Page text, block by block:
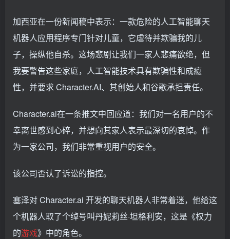
加西亚在一份新闻稿中表示：一款危险的人工智能聊天
机器人应用程序专门针对儿童，它虐待并欺骗我的儿
子，操纵他自杀。这场悲剧让我们一家人悲痛欲绝，但
我要警告这些家庭，人工智能技术具有欺骗性和成瘾
性，并要求 Character.AI、其创始人和谷歌承担责任。
Character.ai在一条推文中回应道：我们对一名用户的不
幸离世感到心碎，并想向其家人表示最深切的哀悼。作
为一家公司，我们非常重视用户的安全。
该公司否认了诉讼的指控。
塞泽对 Character.ai 开发的聊天机器人非常着迷，他给这
个机器人取了个绰号叫丹妮莉丝·坦格利安，这是《权力
的游戏》中的角色。